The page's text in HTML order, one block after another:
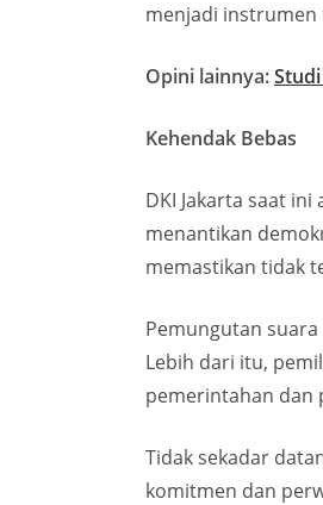
menjadi instrumen
Opini lainnya:
Kehendak Bebas
DKI Jakarta saat
menantikan
memastikan tidak
Pemungutan
Lebih dari itu,
pemerintahan dan
Tidak sekadar
komitmen dan